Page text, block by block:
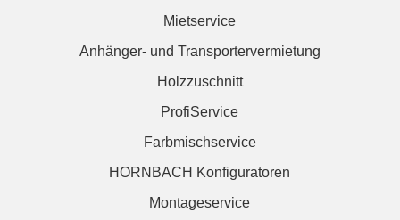
Mietservice
Anhänger- und Transportervermietung
Holzzuschnitt
ProfiService
Farbmischservice
HORNBACH Konfiguratoren
Montageservice